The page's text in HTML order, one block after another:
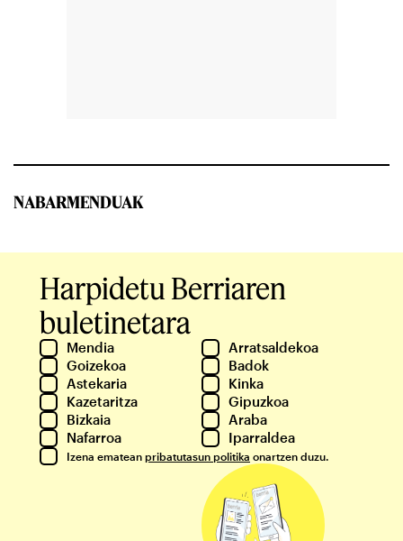
NABARMENDUAK
Harpidetu Berriaren
buletinetara
Mendia
Arratsaldekoa
Goizekoa
Badok
Astekaria
Kinka
Kazetaritza
Gipuzkoa
Bizkaia
Araba
Nafarroa
Iparraldea
Izena ematean pribatutasun politika onartzen duzu.